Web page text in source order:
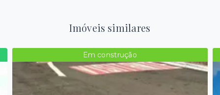
Imóveis similares
Em construção